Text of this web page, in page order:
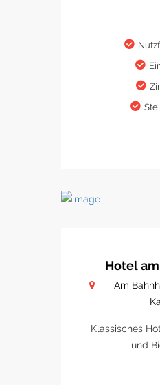
Hotel
Am
Klassisches
und